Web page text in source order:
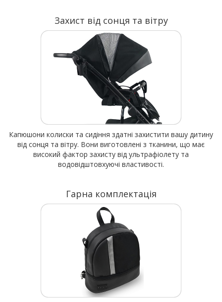
Захист від сонця та вітру
Капюшони колиски та сидіння здатні захистити вашу дитину
від сонця та вітру. Вони виготовлені з тканини, що має
високий фактор захисту від ультрафіолету та
водовідштовхуючі властивості.
Гарна комплектація